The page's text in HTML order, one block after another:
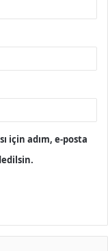
için adım, e-posta